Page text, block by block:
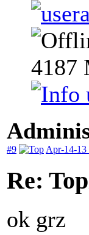
4187
#9 Apr-14-13
Re:
ok grz